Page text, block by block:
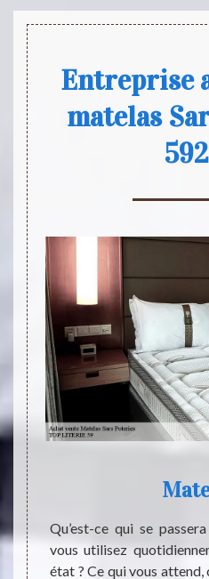
Entreprise
matelas
est
et la
Qu’est-ce qui se
vous utilisez
état ? Ce qui vous attend,